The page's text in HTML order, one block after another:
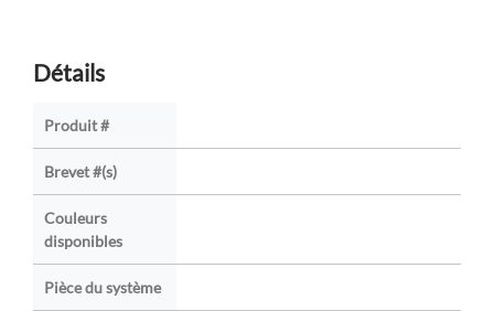
Détails
Produit #
Brevet #(s)
Couleurs
disponibles
Pièce du système